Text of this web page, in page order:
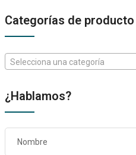
Categorías de producto
Selecciona una categoría
¿Hablamos?